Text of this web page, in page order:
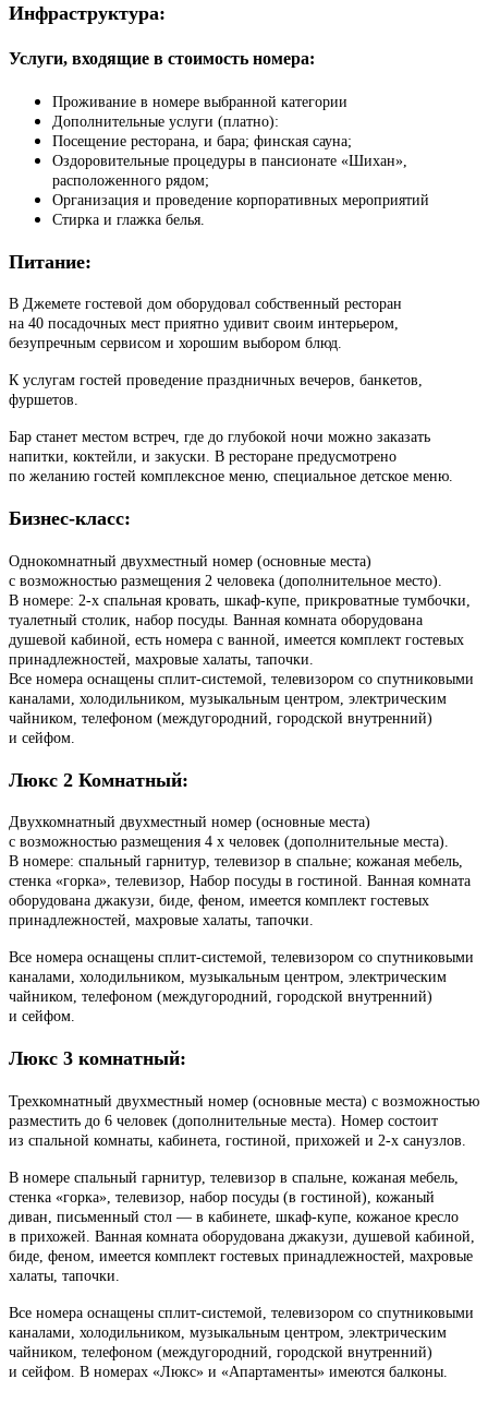
Инфраструктура:
Услуги, входящие в стоимость номера:
Проживание в номере выбранной категории
Дополнительные услуги (платно):
Посещение ресторана, и бара; финская сауна;
Оздоровительные процедуры в пансионате «Шихан»,
расположенного рядом;
Организация и проведение корпоративных мероприятий
Стирка и глажка белья.
Питание:
В Джемете гостевой дом оборудовал собственный ресторан
на 40 посадочных мест приятно удивит своим интерьером,
безупречным сервисом и хорошим выбором блюд.
К услугам гостей проведение праздничных вечеров, банкетов,
фуршетов.
Бар станет местом встреч, где до глубокой ночи можно заказать
напитки, коктейли, и закуски. В ресторане предусмотрено
по желанию гостей комплексное меню, специальное детское меню.
Бизнес-класс:
Однокомнатный двухместный номер (основные места)
с возможностью размещения 2 человека (дополнительное место).
В номере: 2-х спальная кровать, шкаф-купе, прикроватные тумбочки,
туалетный столик, набор посуды. Ванная комната оборудована
душевой кабиной, есть номера с ванной, имеется комплект гостевых
принадлежностей, махровые халаты, тапочки.
Все номера оснащены сплит-системой, телевизором со спутниковыми
каналами, холодильником, музыкальным центром, электрическим
чайником, телефоном (междугородний, городской внутренний)
и сейфом.
Люкс 2 Комнатный:
Двухкомнатный двухместный номер (основные места)
с возможностью размещения 4 х человек (дополнительные места).
В номере: спальный гарнитур, телевизор в спальне; кожаная мебель,
стенка «горка», телевизор, Набор посуды в гостиной. Ванная комната
оборудована джакузи, биде, феном, имеется комплект гостевых
принадлежностей, махровые халаты, тапочки.
Все номера оснащены сплит-системой, телевизором со спутниковыми
каналами, холодильником, музыкальным центром, электрическим
чайником, телефоном (междугородний, городской внутренний)
и сейфом.
Люкс 3 комнатный:
Трехкомнатный двухместный номер (основные места) с возможностью
разместить до 6 человек (дополнительные места). Номер состоит
из спальной комнаты, кабинета, гостиной, прихожей и 2-х санузлов.
В номере спальный гарнитур, телевизор в спальне, кожаная мебель,
стенка «горка», телевизор, набор посуды (в гостиной), кожаный
диван, письменный стол — в кабинете, шкаф-купе, кожаное кресло
в прихожей. Ванная комната оборудована джакузи, душевой кабиной,
биде, феном, имеется комплект гостевых принадлежностей, махровые
халаты, тапочки.
Все номера оснащены сплит-системой, телевизором со спутниковыми
каналами, холодильником, музыкальным центром, электрическим
чайником, телефоном (междугородний, городской внутренний)
и сейфом. В номерах «Люкс» и «Апартаменты» имеются балконы.